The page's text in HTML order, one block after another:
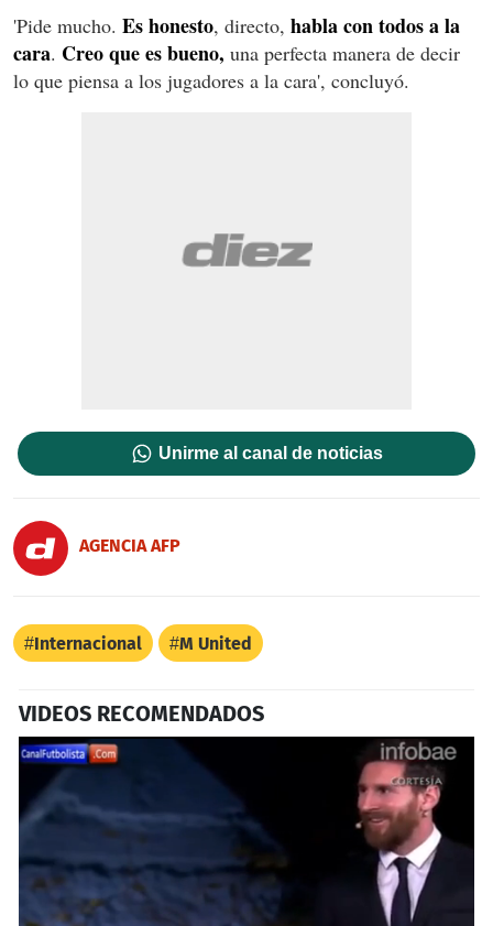
'Pide mucho. Es honesto, directo, habla con todos a la
cara. Creo que es bueno, una perfecta manera de decir
lo que piensa a los jugadores a la cara', concluyó.
Unirme al canal de noticias
AGENCIA AFP
Internacional M United
VIDEOS RECOMENDADOS